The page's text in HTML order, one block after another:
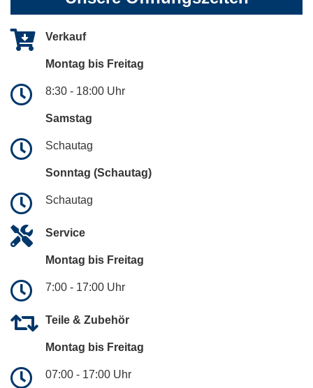
Verkauf
Montag bis Freitag
8:30 - 18:00 Uhr
Samstag
Schautag
Sonntag (Schautag)
Schautag
Service
Montag bis Freitag
7:00 - 17:00 Uhr
Teile & Zubehör
Montag bis Freitag
07:00 - 17:00 Uhr